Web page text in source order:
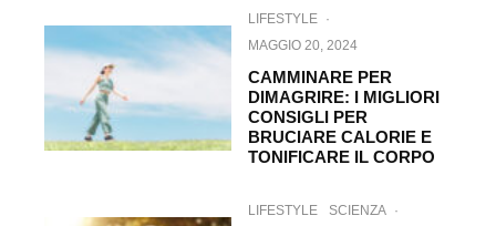
LIFESTYLE ·
MAGGIO 20, 2024
CAMMINARE PER
DIMAGRIRE: I MIGLIORI
CONSIGLI PER
BRUCIARE CALORIE E
TONIFICARE IL CORPO
LIFESTYLE SCIENZA ·